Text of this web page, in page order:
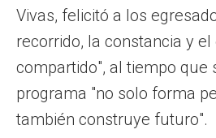
Vivas, felicitó a los
recorrido, la constancia y
compartido", al tiempo que
programa "no solo forma
también construye futuro".